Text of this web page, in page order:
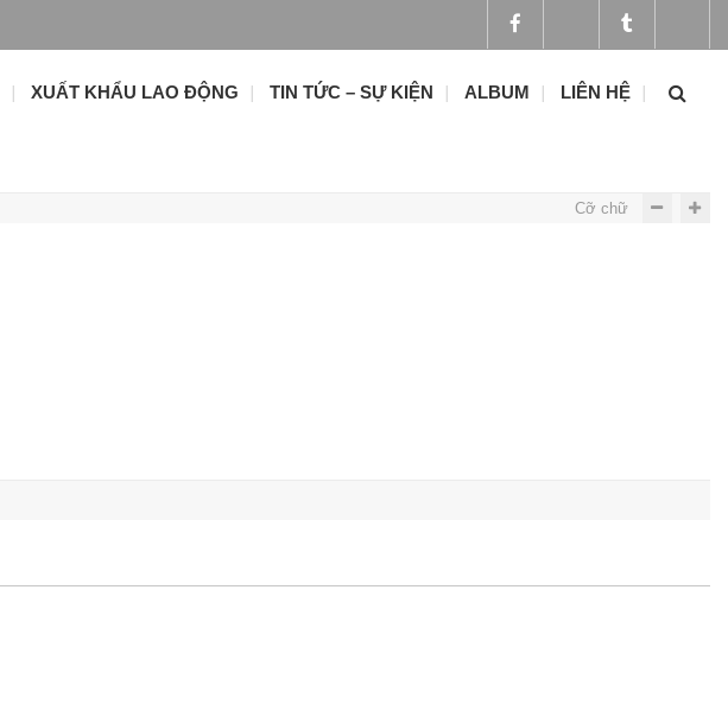
XUẤT KHẨU LAO ĐỘNG TIN TỨC – SỰ KIỆN ALBUM LIÊN HỆ
Cỡ chữ